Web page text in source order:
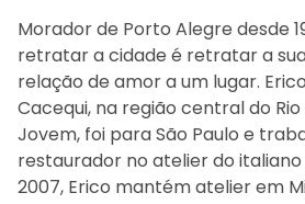
Morador de Porto Alegre desde
retratar a cidade é retratar a
relação de amor a um lugar.
Cacequi, na região central do Rio
Jovem, foi para São Paulo e
restaurador no atelier do italiano
2007, Erico mantém atelier em